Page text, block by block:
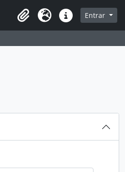
Idioma Ligações rápidas
Entrar